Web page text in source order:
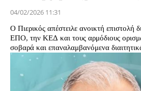
04/02/2026 11:31
Ο Πιερικός απέστειλε ανοικτή επιστολή
ΕΠΟ, την ΚΕΔ και τους αρμόδιους
σοβαρά και επαναλαμβανόμενα